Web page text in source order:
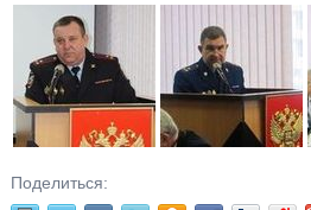
Поделиться: